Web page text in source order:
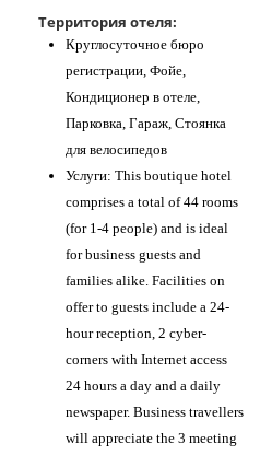
Территория отеля:
Круглосуточное бюро
регистрации, Фойе,
Кондиционер в отеле,
Парковка, Гараж, Стоянка
для велосипедов
Услуги: This boutique hotel
comprises a total of 44 rooms
(for 1-4 people) and is ideal
for business guests and
families alike. Facilities on
offer to guests include a 24-
hour reception, 2 cyber-
corners with Internet access
24 hours a day and a daily
newspaper. Business travellers
will appreciate the 3 meeting